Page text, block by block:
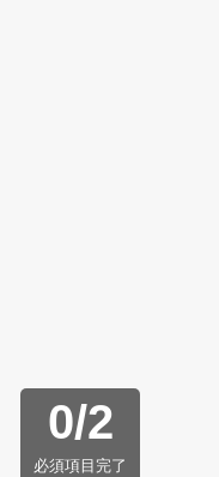
0/2
必須項目完了